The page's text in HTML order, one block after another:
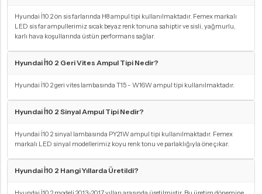
Hyundai İ10 2 ön sis farlarında H8 ampul tipi kullanılmaktadır. Femex markalı
LED sis far ampullerimiz sıcak beyaz renk tonuna sahiptir ve sisli, yağmurlu,
karlı hava koşullarında üstün performans sağlar.
Hyundai İ10 2 Geri Vites Ampul Tipi Nedir?
Hyundai İ10 2 geri vites lambasında T15 - W16W ampul tipi kullanılmaktadır.
Hyundai İ10 2 Sinyal Ampul Tipi Nedir?
Hyundai İ10 2 sinyal lambasında PY21W ampul tipi kullanılmaktadır. Femex
markalı LED sinyal modellerimiz koyu renk tonu ve parlaklığıyla öne çıkar.
Hyundai İ10 2 Hangi Yıllarda Üretildi?